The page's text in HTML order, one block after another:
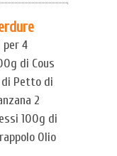
4
di Cous
Petto di
2
100g di
Olio